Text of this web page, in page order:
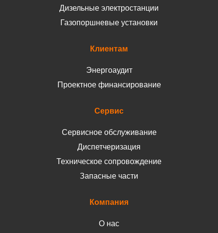
Дизельные электростанции
Газопоршневые установки
Клиентам
Энергоаудит
Проектное финансирование
Сервис
Сервисное обслуживание
Диспетчеризация
Техническое сопровождение
Запасные части
Компания
О нас